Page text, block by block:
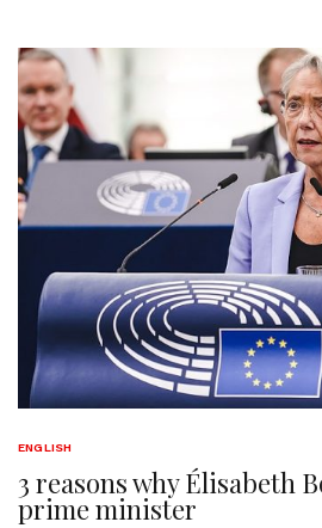
ENGLISH
3 reasons why Élisabeth
prime minister